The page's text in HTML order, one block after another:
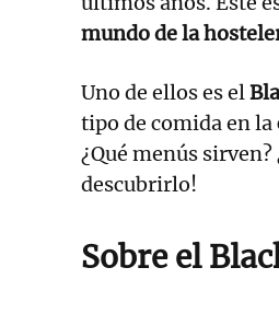
mundo de la
Uno de ellos es el
tipo de comida en la
¿Qué menús sirven?
descubrirlo!
Sobre el